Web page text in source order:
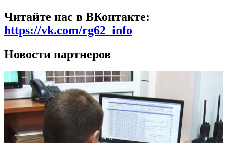
Читайте нас в ВКонтакте:
https://vk.com/rg62_info
Новости партнеров